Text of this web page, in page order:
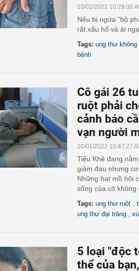
03/02/2022 10:29:00
Nếu bị ngứa "bộ
rất xấu hổ và ái
Tags: ung thư không
bệnh
Cô gái 26
ruột phải
cảnh báo
vạn người
20/01/2022 10:47:27
Tiểu Khê đang
giảm đau nhưng
Những hạt mồ hôi
sống của cô không
Tags: ung thư ruột
ung thư đại tràng
5 loại "độc
thể của